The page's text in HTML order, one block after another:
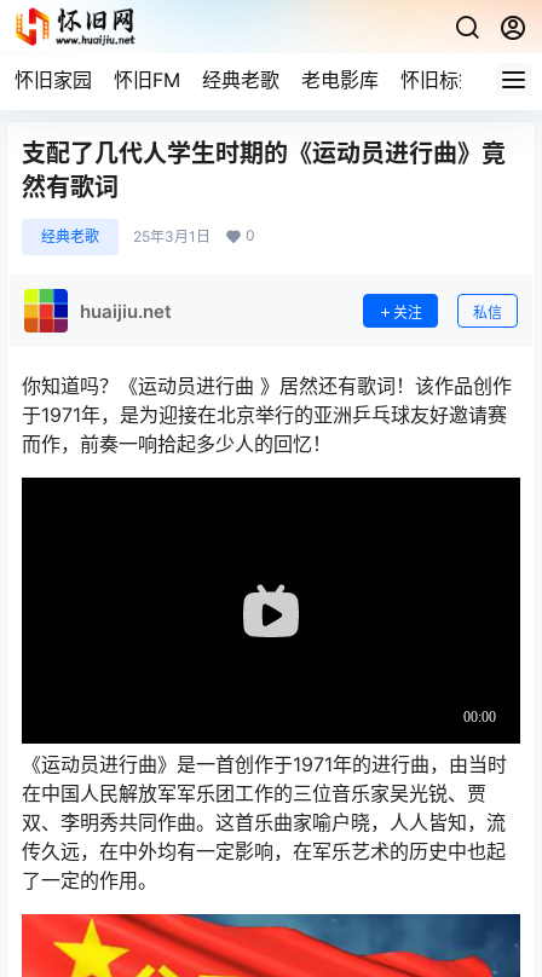
怀旧家园 怀旧FM 经典老歌 老电影库 怀旧标签 网
支配了几代人学生时期的《运动员进行曲》竟
然有歌词
经典老歌 25年3月1日 0
huaijiu.net 关注 私信
你知道吗？《运动员进行曲 》居然还有歌词！该作品创作
于1971年，是为迎接在北京举行的亚洲乒乓球友好邀请赛
而作，前奏一响拾起多少人的回忆！
《运动员进行曲》是一首创作于1971年的进行曲，由当时
在中国人民解放军军乐团工作的三位音乐家吴光锐、贾
双、李明秀共同作曲。这首乐曲家喻户晓，人人皆知，流
传久远，在中外均有一定影响，在军乐艺术的历史中也起
了一定的作用。